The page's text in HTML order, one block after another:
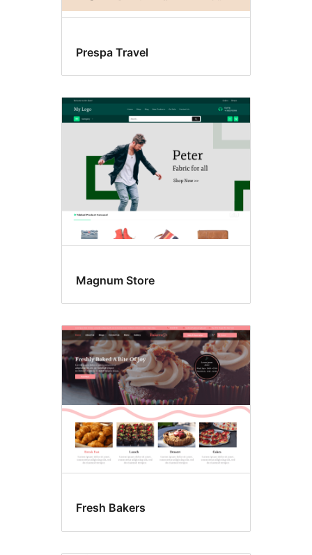
Prespa Travel
Magnum Store
Fresh Bakers